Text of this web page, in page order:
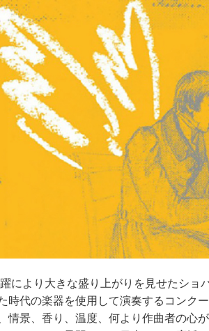
により大きな盛り上がりを見せたショ
時代の楽器を使用して演奏するコンク
情景、香り、温度、何より作曲者の心